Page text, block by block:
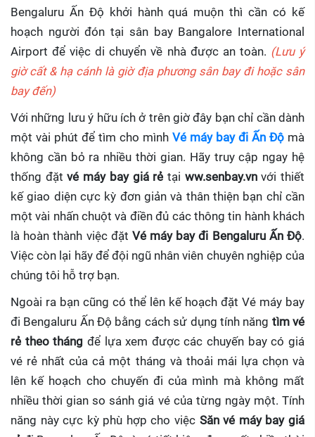
Bengaluru Ấn Độ khởi hành quá muộn thì cần có kế
hoạch người đón tại sân bay Bangalore International
Airport để việc di chuyển về nhà được an toàn. (Lưu ý
giờ cất & hạ cánh là giờ địa phương sân bay đi hoặc sân
bay đến)
Với những lưu ý hữu ích ở trên giờ đây bạn chỉ cần dành
một vài phút để tìm cho mình Vé máy bay đi Ấn Độ mà
không cần bỏ ra nhiều thời gian. Hãy truy cập ngay hệ
thống đặtvé máy bay giá rẻ tại ww.senbay.vnvới thiết
kế giao diện cực kỳ đơn giản và thân thiện bạn chỉ cần
một vài nhấn chuột và điền đủ các thông tin hành khách
là hoàn thành việc đặt Vé máy bay đi Bengaluru Ấn Độ.
Việc còn lại hãy để đội ngũ nhân viên chuyên nghiệp của
chúng tôi hỗ trợ bạn.
Ngoài ra bạn cũng có thể lên kế hoạch đặt Vé máy bay
đi Bengaluru Ấn Độ bằng cách sử dụng tính năng tìm vé
rẻ theo tháng để lựa xem được các chuyến bay có giá
vé rẻ nhất của cả một tháng và thoải mái lựa chọn và
lên kế hoạch cho chuyến đi của mình mà không mất
nhiều thời gian so sánh giá vé của từng ngày một. Tính
năng này cực kỳ phù hợp cho việc Săn vé máy bay giá